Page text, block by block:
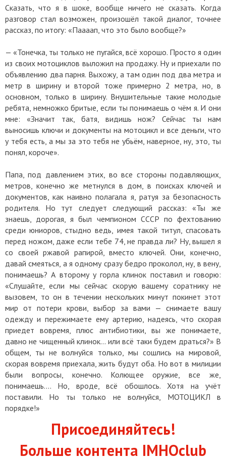
Сказать, что я в шоке, вообще ничего не сказать. Когда
разговор стал возможен, произошёл такой диалог, точнее
рассказ, по итогу: «Паааап, что это было вообще?»
— «Тонечка, ты только не пугайся, всё хорошо. Просто я один
из своих мотоциклов выложил на продажу. Ну и приехали по
объявлению два парня. Выхожу, а там один под два метра и
метр в ширину и второй тоже примерно 2 метра, но, в
основном, только в ширину. Внушительные такие молодые
ребята, немножко бритые, если ты понимаешь о чём я. И они
мне: «Значит так, батя, видишь нож? Сейчас ты нам
выносишь ключи и документы на мотоцикл и все деньги, что
у тебя есть, а мы за это тебя не убьём, наверное, ну, это, ты
понял, короче».
Папа, под давлением этих, во все стороны подавляющих,
метров, конечно же метнулся в дом, в поисках ключей и
документов, как наивно полагала я, ратуя за безопасность
родителя. Но тут следует следующий рассказ: «Ты же
знаешь, дорогая, я был чемпионом СССР по фехтованию
среди юниоров, стыдно ведь, имея такой титул, спасовать
перед ножом, даже если тебе 74, не правда ли? Ну, вышел я
со своей ржавой рапирой, вместо ключей. Они, конечно,
давай смеяться, а я одному сразу бедро проколол, ну, в вену,
понимаешь? А второму у горла клинок поставил и говорю:
«Слушайте, если мы сейчас скорую вашему соратнику не
вызовем, то он в течении нескольких минут покинет этот
мир от потери крови, выбор за вами — снимаете вашу
одежду и пережимаете ему артерию, надеясь, что скорая
приедет вовремя, плюс антибиотики, вы же понимаете,
давно не чищенный клинок... или всё таки будем драться?» В
общем, ты не волнуйся только, мы сошлись на мировой,
скорая вовремя приехала, жить будут оба. Но вот в милиции
были вопросы, конечно. Колющее оружие, все же,
понимаешь.... Но, вроде, всё обошлось. Хотя на учёт
поставили. Но ты только не волнуйся, МОТОЦИКЛ в
порядке!»
Присоединяйтесь!
Больше контента IMHOclub